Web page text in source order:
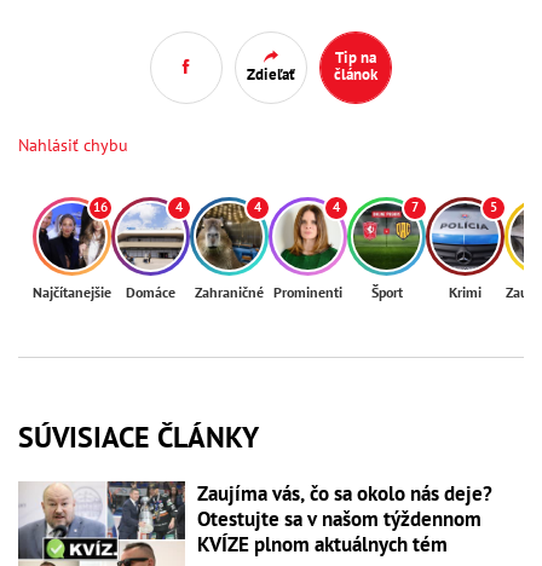
Zdieľať
Tip na
článok
Nahlásiť chybu
16
Najčítanejšie
4
Domáce
4
Zahraničné
4
Prominenti
7
Šport
5
Krimi
SÚVISIACE ČLÁNKY
Zaujíma vás, čo sa okolo nás deje?
Otestujte sa v našom týždennom
KVÍZE plnom aktuálnych tém